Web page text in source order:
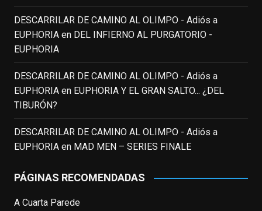
View on Facebook · Share
EnClave de Cineupdated their status.
3 weeks ago
This content isn't available right now
When this happens, it's usually because
the owner only shared it with a small
group of people, changed who can see it
DESCARRILAR DE CAMINO AL OLIMPO - Adiós a
EUPHORIAen DEL INFIERNO AL PURGATORIO -
EUPHORIA
DESCARRILAR DE CAMINO AL OLIMPO - Adiós a
EUPHORIAen EUPHORIA Y EL GRAN SALTO... ¿DEL
TIBURÓN?
DESCARRILAR DE CAMINO AL OLIMPO - Adiós a
EUPHORIAen MAD MEN – SERIES FINALE
PÁGINAS RECOMENDADAS
A Cuarta Parede